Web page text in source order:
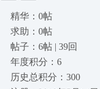
精华：0帖
求助：0帖
帖子：6帖 | 39回
年度积分：6
历史总积分：300